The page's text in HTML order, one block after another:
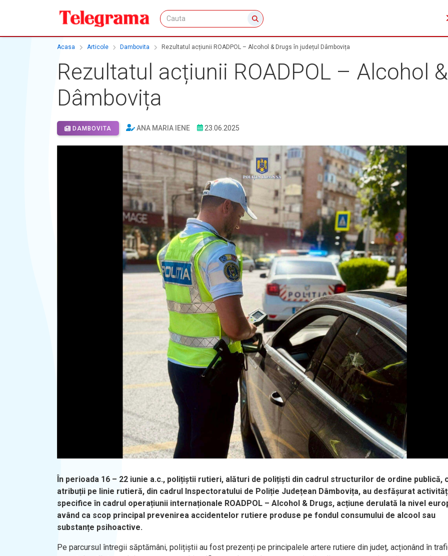
Acasa Articole Dambovita Rezultatul acțiunii ROADPOL – Alcohol & Drugs în județul Dâmbovița
Rezultatul acțiunii ROADPOL – Alcohol
Dâmbovița
DAMBOVITA ANA MARIA IENE 23.06.2025
În perioada 16 – 22 iunie a.c., polițiștii rutieri, alături de polițiști din cadrul structurilor de ordine publică,
atribuții pe linie rutieră, din cadrul Inspectoratului de Poliție Județean Dâmbovița, au desfășurat
specifice în cadrul operațiunii internaționale ROADPOL – Alcohol & Drugs, acțiune derulată la nivel
având ca scop principal prevenirea accidentelor rutiere produse pe fondul consumului de alcool sau
substanțe psihoactive.
Pe parcursul întregii săptămâni, polițiștii au fost prezenți pe principalele artere rutiere din județ, acționând în